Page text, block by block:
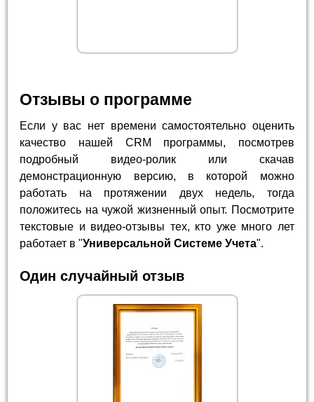
Отзывы о программе
Если у вас нет времени самостоятельно оценить
качество нашей CRM программы, посмотрев
подробный видео-ролик или скачав
демонстрационную версию, в которой можно
работать на протяжении двух недель, тогда
положитесь на чужой жизненный опыт. Посмотрите
текстовые и видео-отзывы тех, кто уже много лет
работает в "Универсальной Системе Учета".
Один случайный отзыв